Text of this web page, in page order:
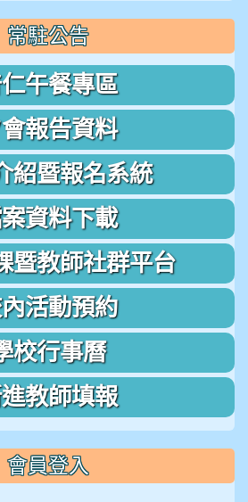
常駐公告
午餐專區
報告資料
紹暨報名系統
資料下載
暨教師社群平台
活動預約
校行事曆
教師填報
會員登入